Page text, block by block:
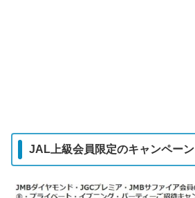
JAL上級会員限定のキャンペーン